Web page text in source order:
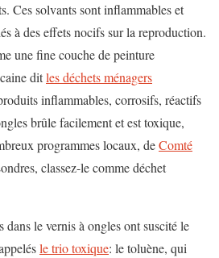
Ces solvants sont inflammables et
à des effets nocifs sur la reproduction.
une fine couche de peinture
ditles déchets ménagers
inflammables, corrosifs, réactifs
brûle facilement et est toxique,
programmes locaux, deComté
classez-le comme déchet
le vernis à ongles ont suscité le
le trio toxique: le toluène, qui